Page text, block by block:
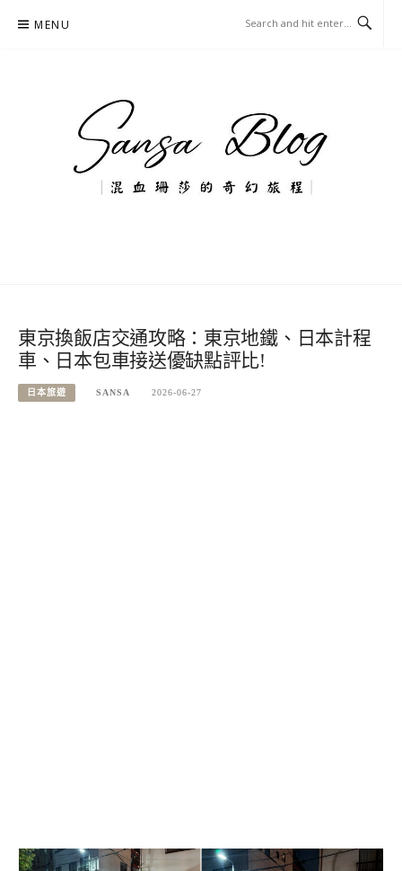
MENU
東京換飯店交通攻略：東京地鐵、日本計程
車、日本包車接送優缺點評比!
日本旅遊 SANSA 2026-06-27